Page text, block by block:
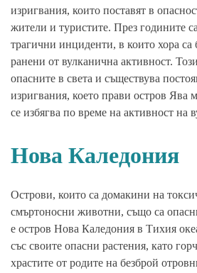
изригвания, които поставят в
жители и туристите. През годините
трагични инциденти, в които хора
ранени от вулканична активност.
опасните в света и съществува
изригвания, което прави остров Ява
се избягва по време на активност на
Нова Каледония
Острови, които са домакини на
смъртоносни животни, също са
е остров Нова Каледония в Тихия
със своите опасни растения, като
храстите от родите на безброй